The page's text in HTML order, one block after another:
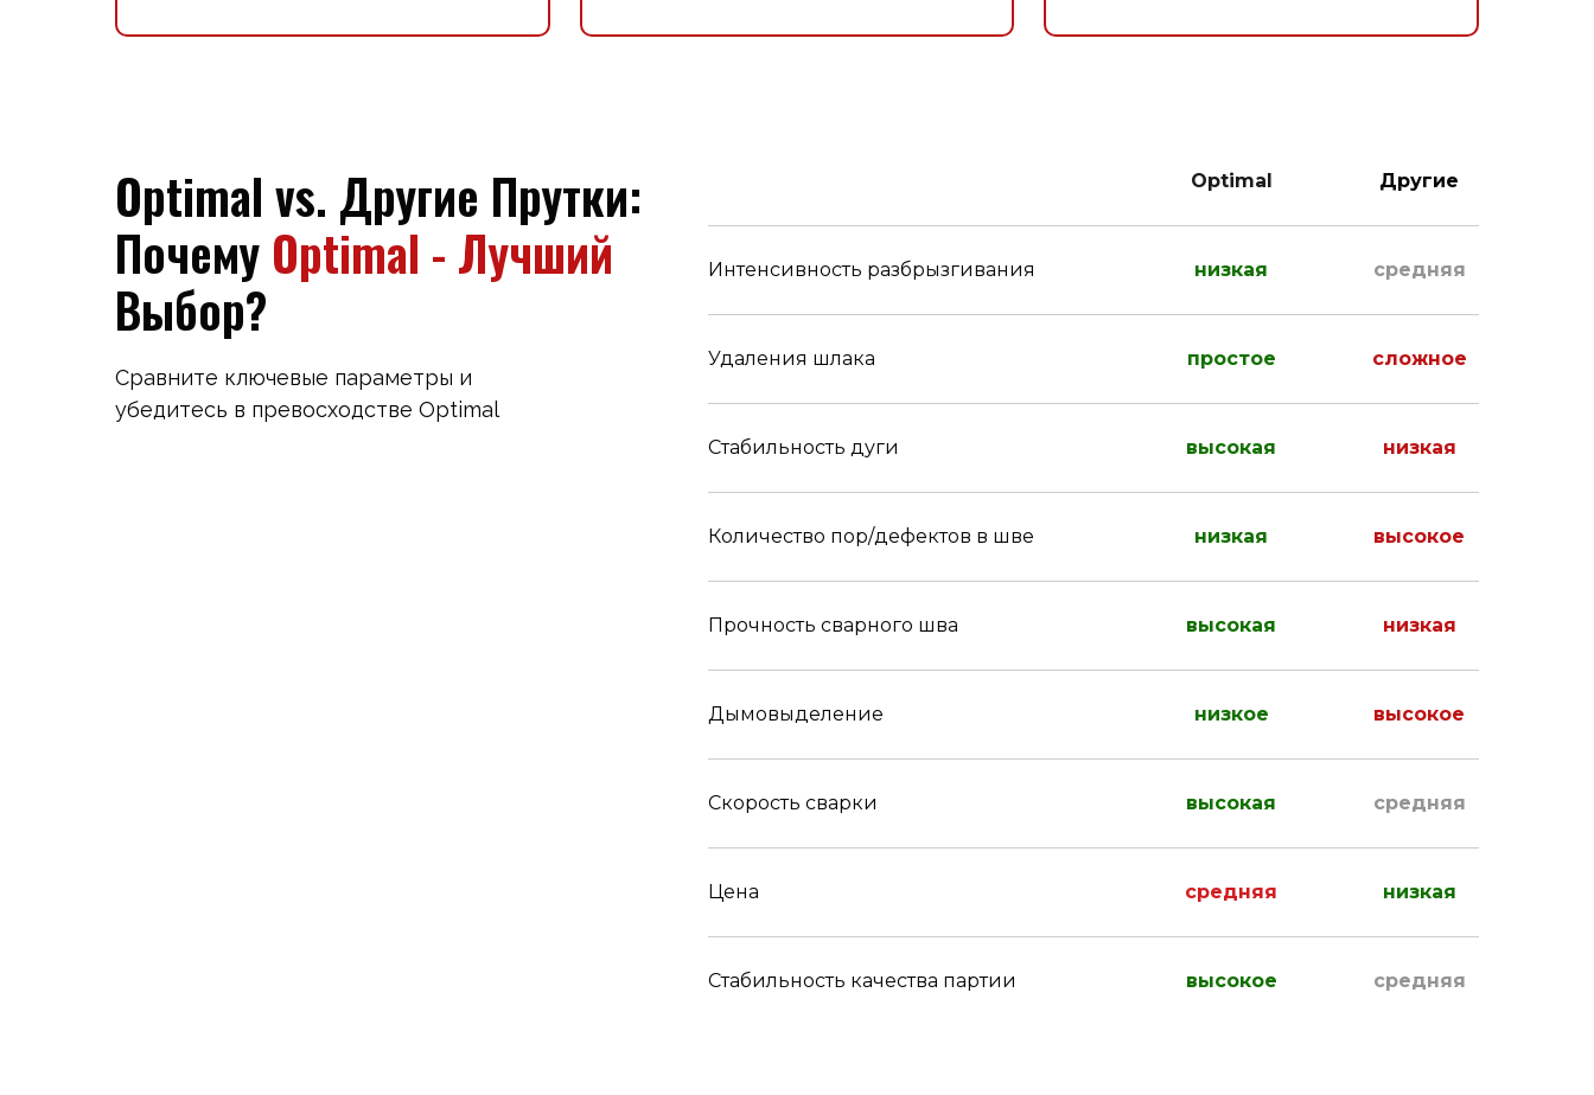
Optimal vs. Другие Прутки:
Почему Optimal - Лучший
Выбор?
Сравните ключевые параметры и
убедитесь в превосходстве Optimal
Optimal Другие
Интенсивность разбрызгивания низкая средняя
Удаления шлака простое сложное
Стабильность дуги высокая низкая
Количество пор/дефектов в шве низкая высокое
Прочность сварного шва высокая низкая
Дымовыделение низкое высокое
Скорость сварки высокая средняя
Цена средняя низкая
Стабильность качества партии высокое средняя